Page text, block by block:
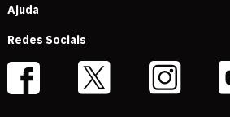
Ajuda
Redes Sociais